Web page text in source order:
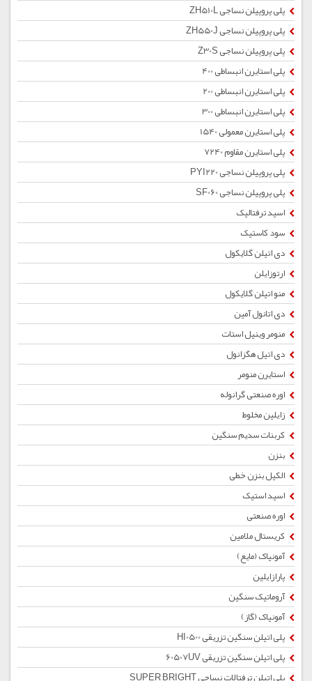
پلی پروپیلن نساجی ZH510L
پلی پروپیلن نساجی ZH550J
پلی پروپیلن نساجی Z30S
پلی استایرن انبساطی 400
پلی استایرن انبساطی 200
پلی استایرن انبساطی 300
پلی استایرن معمولی 1540
پلی استایرن مقاوم 7240
پلی پروپیلن نساجی PYI220
پلی پروپیلن نساجی SF060
اسید ترفتالیک
سود کاستیک
دی اتیلن گلایکول
ارتوزایلن
منو اتیلن گلایکول
دی اتانول آمین
منومر وینیل استات
دی اتیل هگزانول
استایرن منومر
اوره صنعتی گرانوله
زایلین مخلوط
کربنات سدیم سنگین
بنزن
الکیل بنزن خطی
اسید استیک
اوره صنعتی
کریستال ملامین
آمونیاک (مایع)
پارازایلین
آروماتیک سنگین
آمونیاک (گاز)
پلی اتیلن سنگین تزریقی HI0500
پلی اتیلن سنگین تزریقی 60507UV